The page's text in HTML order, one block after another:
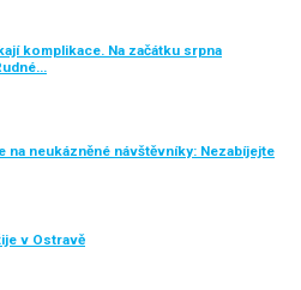
komplikace. Na začátku srpna
na neukázněné návštěvníky: Nezabíjejte
v Ostravě